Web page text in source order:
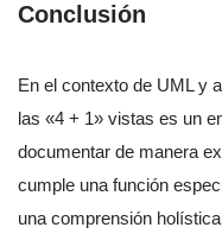
Conclusión
En el contexto de UML y
las «4 + 1» vistas es un
documentar de manera
cumple una función
una comprensión